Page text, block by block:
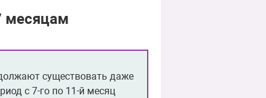
месяцам
существовать даже
с 7-го по 11-й месяц